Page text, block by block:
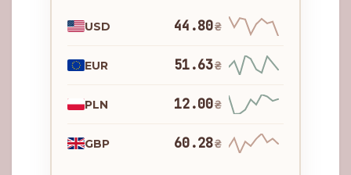
USD 44.80₴
EUR 51.63₴
PLN 12.00₴
GBP 60.28₴